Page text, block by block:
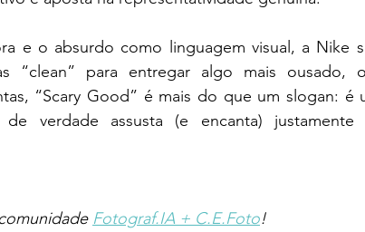
e o absurdo como linguagem visual, a Nike
“clean” para entregar algo mais ousado,
“Scary Good” é mais do que um slogan: é
verdade assusta (e encanta)
Fotograf.IA + C.E.Foto!